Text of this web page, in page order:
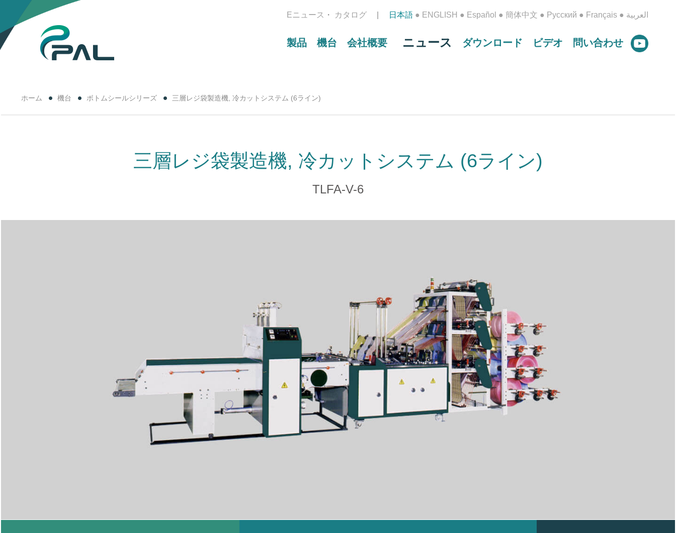
日本語 ● ENGLISH ● Español ● 簡体中文 ● Русский ● Français ● العربية Eニュース カタログ
製品 機台 会社概要 ニュース ダウンロード ビデオ 問い合わせ
ホーム 機台 ボトムシールシリーズ 三層レジ袋製造機, 冷カットシステム (6ライン)
三層レジ袋製造機, 冷カットシステム (6ライン)
TLFA-V-6